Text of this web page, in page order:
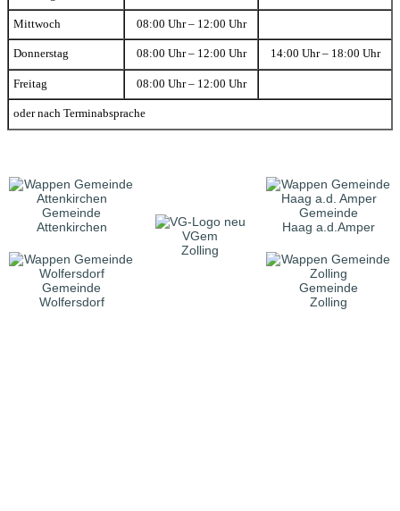
Mittwoch 08:00 Uhr – 12:00 Uhr
Donnerstag 08:00 Uhr – 12:00 Uhr 14:00 Uhr – 18:00 Uhr
Freitag 08:00 Uhr – 12:00 Uhr
oder nach Terminabsprache
Gemeinde
Attenkirchen
VGem
Zolling
Gemeinde
Haag a.d.Amper
Gemeinde
Wolfersdorf
Gemeinde
Zolling